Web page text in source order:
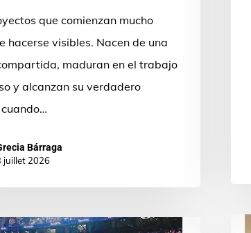
que comienzan mucho
hacerse visibles. Nacen de una
maduran en el trabajo
y alcanzan su verdadero
Bárraga
juillet 2026